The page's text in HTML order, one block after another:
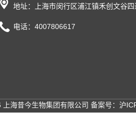
地址：上海市闵行区浦江镇禾创文谷
电话：4007806617
海昔今生物集团有限公司 备案号： 沪